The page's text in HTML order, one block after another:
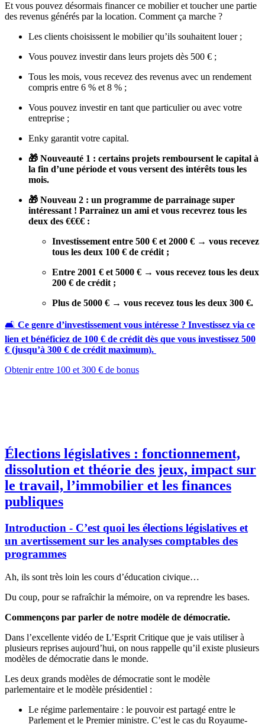
Et vous pouvez désormais financer ce mobilier et toucher une partie
des revenus générés par la location. Comment ça marche ?
Les clients choisissent le mobilier qu’ils souhaitent louer ;
Vous pouvez investir dans leurs projets dès 500 € ;
Tous les mois, vous recevez des revenus avec un rendement
compris entre 6 % et 8 % ;
Vous pouvez investir en tant que particulier ou avec votre
entreprise ;
Enky garantit votre capital.
🎁 Nouveauté 1 : certains projets remboursent le capital à
la fin d’une période et vous versent des intérêts tous les
mois.
🎁 Nouveau 2 : un programme de parrainage super
intéressant ! Parrainez un ami et vous recevrez tous les
deux des €€€€ :
Investissement entre 500 € et 2000 € → vous recevez
tous les deux 100 € de crédit ;
Entre 2001 € et 5000 € → vous recevez tous les deux
200 € de crédit ;
Plus de 5000 € → vous recevez tous les deux 300 €.
🛋️ Ce genre d’investissement vous intéresse ? Investissez via ce
lien et bénéficiez de 100 € de crédit dès que vous investissez 500
€ (jusqu’à 300 € de crédit maximum).
Obtenir entre 100 et 300 € de bonus
Élections législatives : fonctionnement,
dissolution et théorie des jeux, impact sur
le travail, l’immobilier et les finances
publiques
Introduction - C’est quoi les élections législatives et
un avertissement sur les analyses comptables des
programmes
Ah, ils sont très loin les cours d’éducation civique…
Du coup, pour se rafraîchir la mémoire, on va reprendre les bases.
Commençons par parler de notre modèle de démocratie.
Dans l’excellente vidéo de L’Esprit Critique que je vais utiliser à
plusieurs reprises aujourd’hui, on nous rappelle qu’il existe plusieurs
modèles de démocratie dans le monde.
Les deux grands modèles de démocratie sont le modèle
parlementaire et le modèle présidentiel :
Le régime parlementaire : le pouvoir est partagé entre le
Parlement et le Premier ministre. C’est le cas du Royaume-